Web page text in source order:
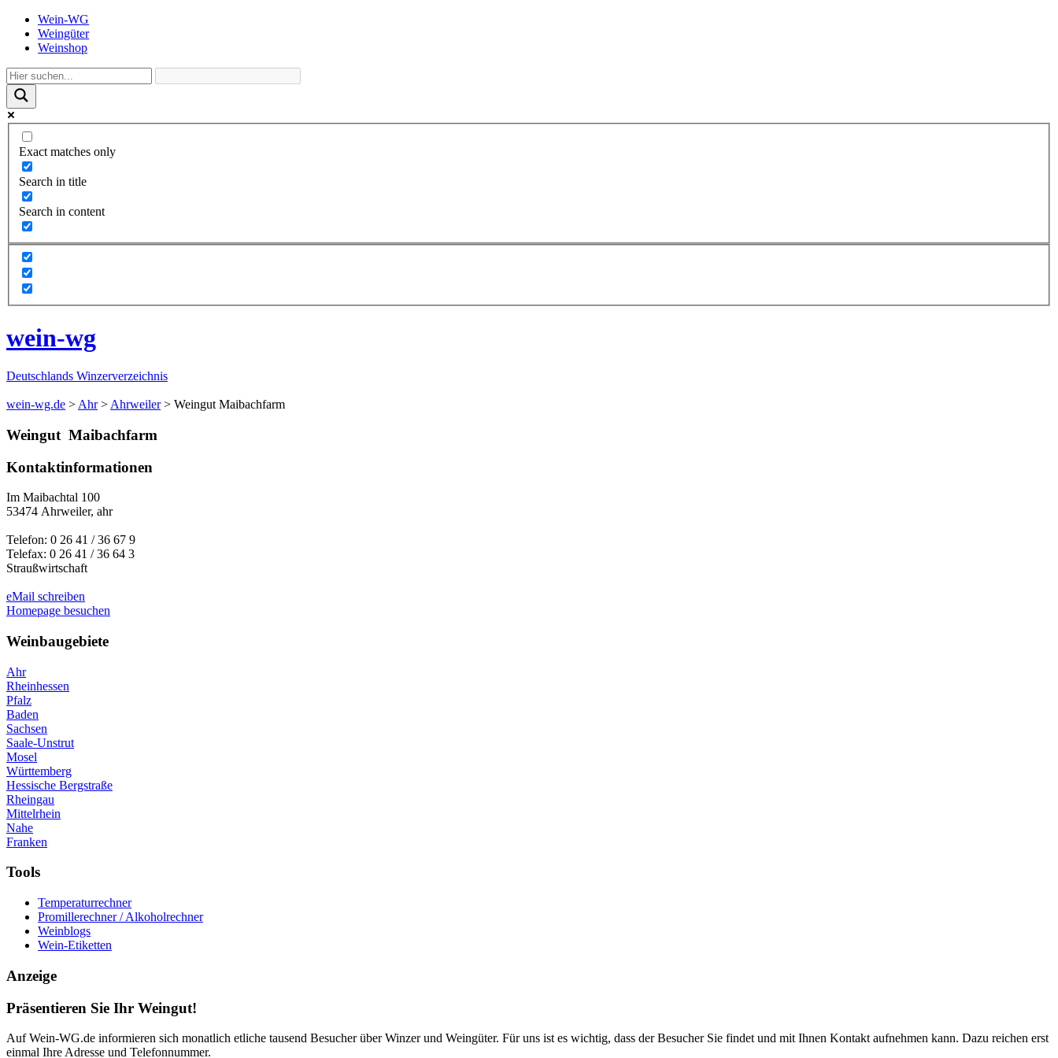
Wein-WG
Weingüter
Weinshop
Exact matches only
Search in title
Search in content
wein-wg
Deutschlands Winzerverzeichnis
wein-wg.de > Ahr> Ahrweiler> Weingut Maibachfarm
Weingut Maibachfarm
Kontaktinformationen
Im Maibachtal 100
53474 Ahrweiler, ahr
Telefon: 0 26 41 / 36 67 9
Telefax: 0 26 41 / 36 64 3
Straußwirtschaft
eMail schreiben
Homepage besuchen
Weinbaugebiete
Ahr
Rheinhessen
Pfalz
Baden
Sachsen
Saale-Unstrut
Mosel
Württemberg
Hessische Bergstraße
Rheingau
Mittelrhein
Nahe
Franken
Tools
Temperaturrechner
Promillerechner / Alkoholrechner
Weinblogs
Wein-Etiketten
Anzeige
Präsentieren Sie Ihr Weingut!
Auf Wein-WG.de informieren sich monatlich etliche tausend Besucher über Winzer und Weingüter. Für uns ist es wichtig, dass der Besucher Sie findet und mit Ihnen Kontakt aufnehmen kann. Dazu reichen erst
einmal Ihre Adresse und Telefonnummer.